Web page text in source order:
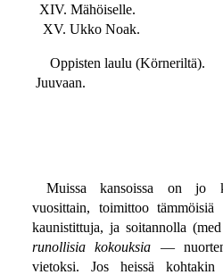
XIV. Mähöiselle.
XV. Ukko Noak.
Oppisten laulu (Körneriltä).
Juuvaan.
Muissa kansoissa on jo
vuosittain, toimittoo
kaunistittuja, ja soitannolla
runollisia kokouksia —
vietoksi. Jos heissä